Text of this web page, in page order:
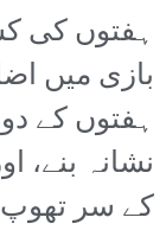
ہفتوں کی
بازی میں
ہفتوں کے
نشانہ بنے،
کے سر تھوپ